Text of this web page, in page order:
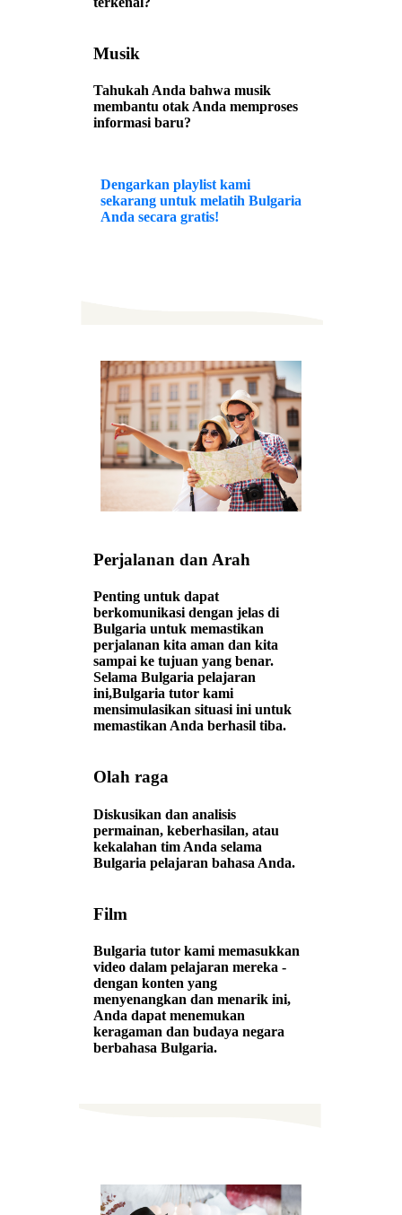
Musik
Tahukah Anda bahwa musik
membantu otak Anda memproses
informasi baru?
Dengarkan playlist kami
sekarang untuk melatih Bulgaria
Anda secara gratis!
Perjalanan dan Arah
Penting untuk dapat
berkomunikasi dengan jelas di
Bulgaria untuk memastikan
perjalanan kita aman dan kita
sampai ke tujuan yang benar.
Selama Bulgaria pelajaran
ini,Bulgaria tutor kami
mensimulasikan situasi ini untuk
memastikan Anda berhasil tiba.
Olah raga
Diskusikan dan analisis
permainan, keberhasilan, atau
kekalahan tim Anda selama
Bulgaria pelajaran bahasa Anda.
Film
Bulgaria tutor kami memasukkan
video dalam pelajaran mereka -
dengan konten yang
menyenangkan dan menarik ini,
Anda dapat menemukan
keragaman dan budaya negara
berbahasa Bulgaria.